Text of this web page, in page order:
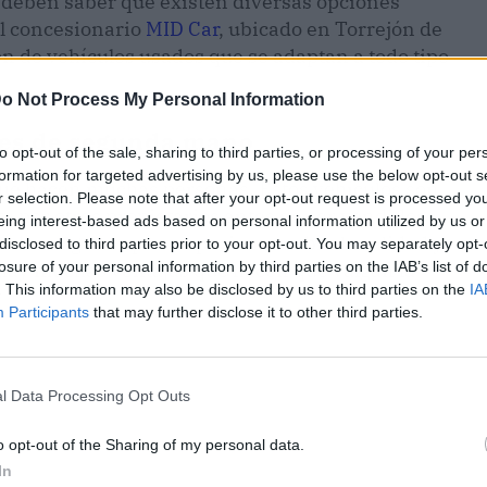
Not Process My Personal Information
opt-out of the sale, sharing to third parties, or processing of your
for targeted advertising by us, please use the below opt-out
selection. Please note that after your opt-out request is processed
interest-based ads based on personal information utilized by us
to third parties prior to your opt-out. You may separately
of your personal information by third parties on the IAB’s list of
This information may also be disclosed by us to third parties on the
Participants that may further disclose it to other third parties.
Data Processing Opt Outs
opt-out of the Sharing of my personal data.
concesionario MID Car, ubicado en Torrejón de
de vehículos usados que se adaptan a todo tipo
de segunda mano
hacen muchas personas. Estos vehículos son
por otros propietarios antes de ser vendidos
algunas preocupaciones sobre la calidad y
muchas ventajas que hacen que valgan la